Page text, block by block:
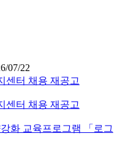
07/22
센터 채용 재공고
센터 채용 재공고
화 교육프로그램 「로그